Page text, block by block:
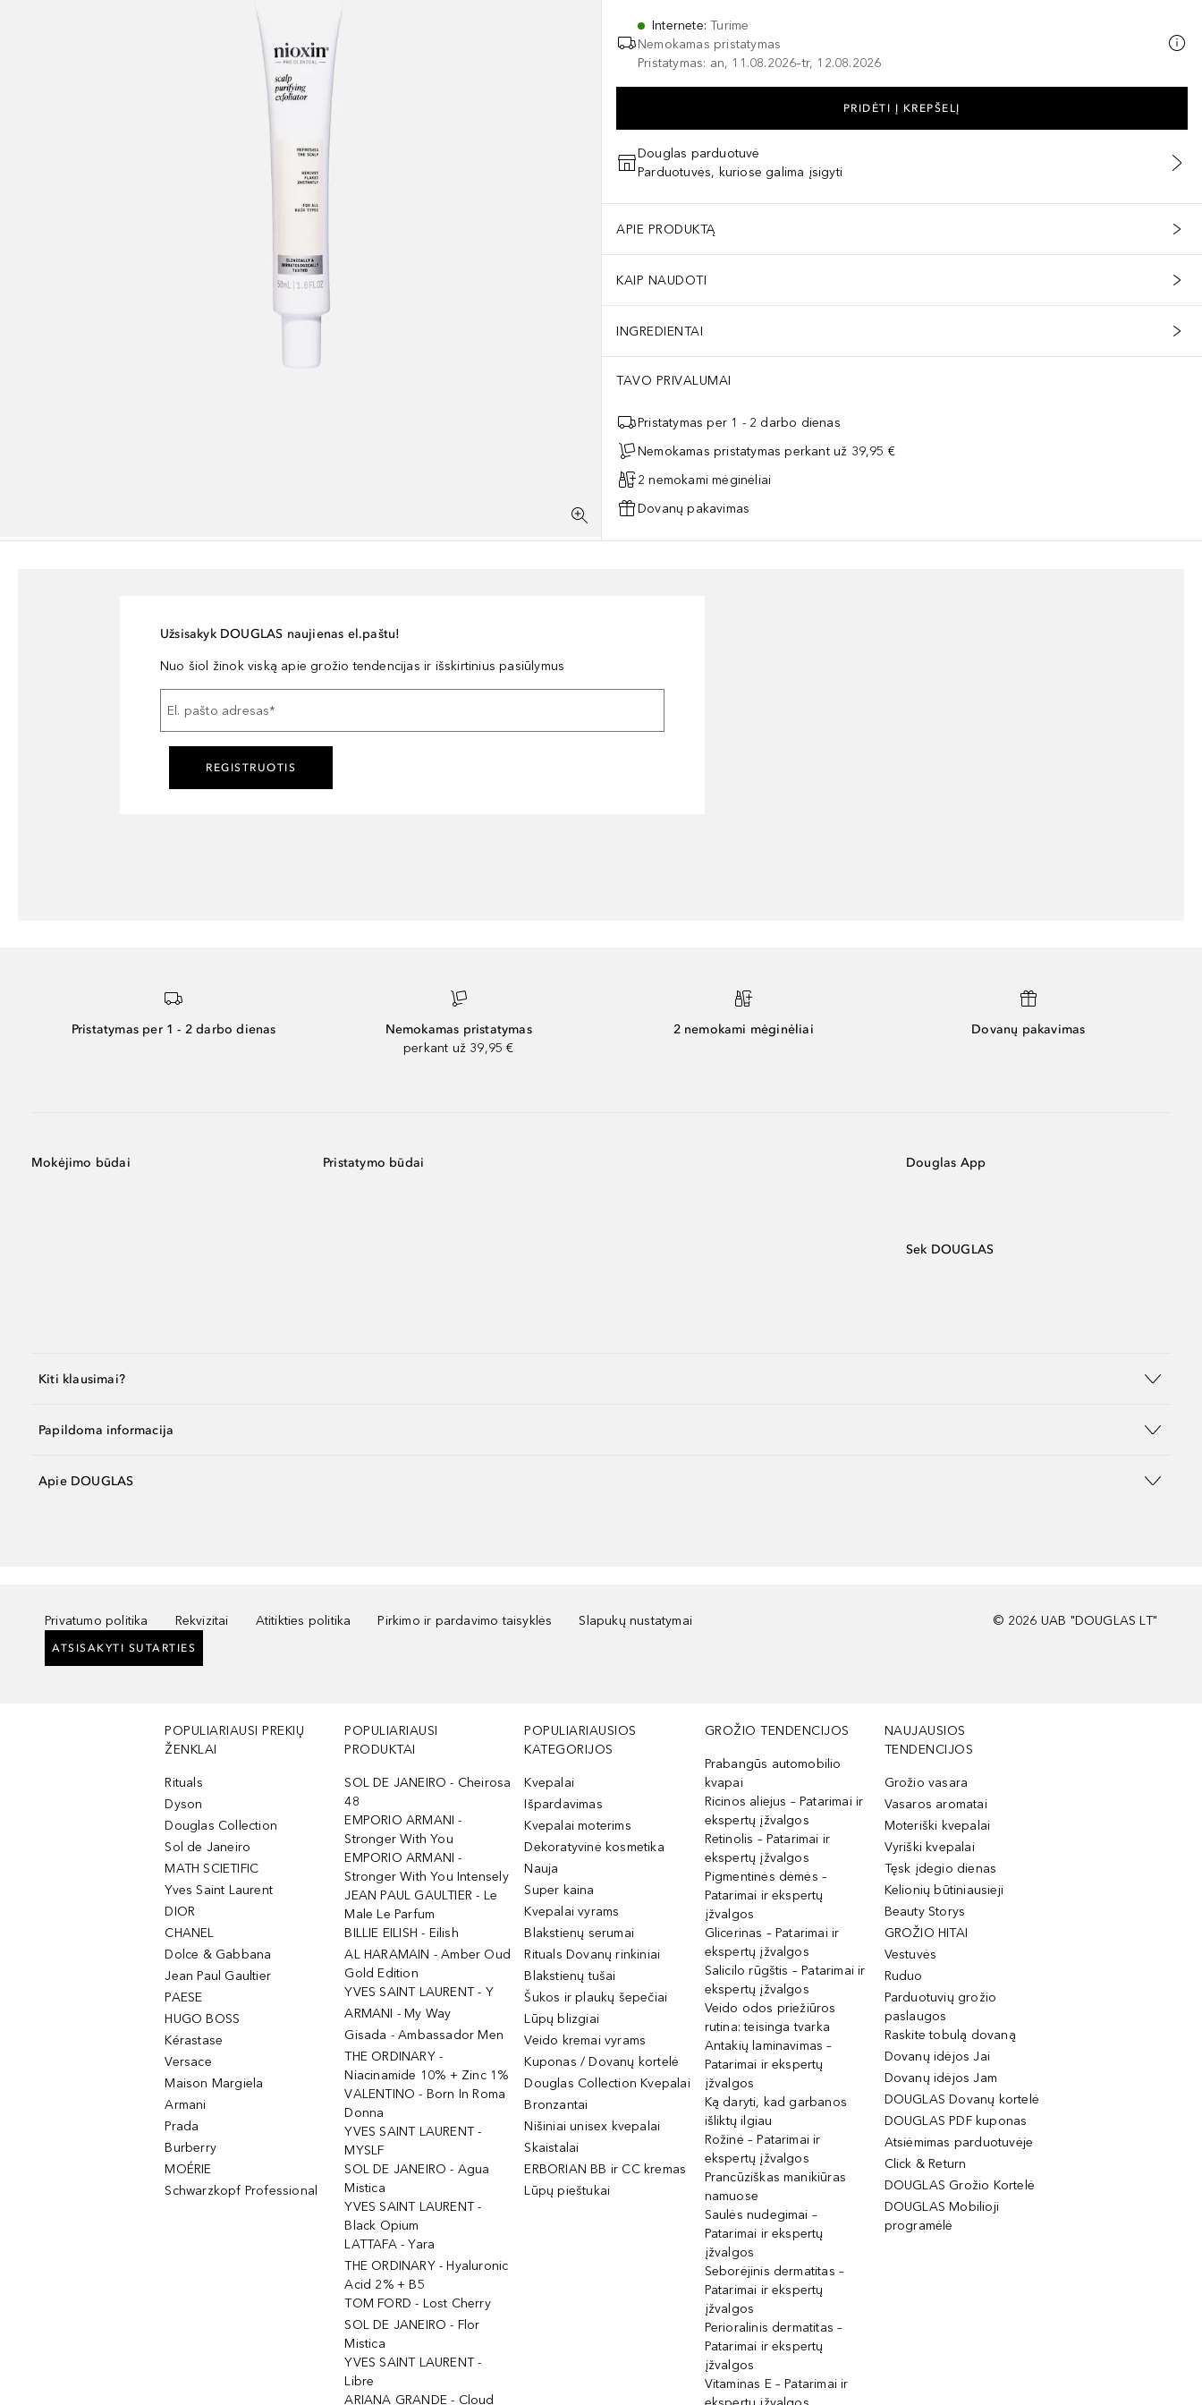
Internete:Turime
Nemokamas pristatymas
Pristatymas: an, 11.08.2026–tr, 12.08.2026
PRIDĖTI Į KREPŠELĮ
Douglas parduotuvė
Parduotuvės, kuriose galima įsigyti
APIE PRODUKTĄ
KAIP NAUDOTI
INGREDIENTAI
TAVO PRIVALUMAI
Pristatymas per 1 - 2 darbo dienas
Nemokamas pristatymas perkant už 39,95 €
2 nemokami mėginėliai
Dovanų pakavimas
Užsisakyk DOUGLAS naujienas el.paštu!
Nuo šiol žinok viską apie grožio tendencijas ir išskirtinius pasiūlymus
El. pašto adresas*
REGISTRUOTIS
Pristatymas per 1 - 2 darbo dienas
Nemokamas pristatymas
perkant už 39,95 €
2 nemokami mėginėliai Dovanų pakavimas
Mokėjimo būdai Pristatymo būdai Douglas App
Sek DOUGLAS
Kiti klausimai?
Papildoma informacija
Apie DOUGLAS
Privatumo politika Rekvizitai Atitikties politika Pirkimo ir pardavimo taisyklės Slapukų nustatymai
ATSISAKYTI SUTARTIES
© 2026 UAB "DOUGLAS LT"
POPULIARIAUSI PREKIŲ
ŽENKLAI
Rituals
Dyson
Douglas Collection
Sol de Janeiro
MATH SCIETIFIC
Yves Saint Laurent
DIOR
CHANEL
Dolce & Gabbana
Jean Paul Gaultier
PAESE
HUGO BOSS
Kérastase
Versace
Maison Margiela
Armani
Prada
Burberry
MOÉRIE
Schwarzkopf Professional
POPULIARIAUSI
PRODUKTAI
SOL DE JANEIRO - Cheirosa
48
EMPORIO ARMANI -
Stronger With You
EMPORIO ARMANI -
Stronger With You Intensely
JEAN PAUL GAULTIER - Le
Male Le Parfum
BILLIE EILISH - Eilish
AL HARAMAIN - Amber Oud
Gold Edition
YVES SAINT LAURENT - Y
ARMANI - My Way
Gisada - Ambassador Men
THE ORDINARY -
Niacinamide 10% + Zinc 1%
VALENTINO - Born In Roma
Donna
YVES SAINT LAURENT -
MYSLF
SOL DE JANEIRO - Agua
Mistica
YVES SAINT LAURENT -
Black Opium
LATTAFA - Yara
THE ORDINARY - Hyaluronic
Acid 2% + B5
TOM FORD - Lost Cherry
SOL DE JANEIRO - Flor
Mistica
YVES SAINT LAURENT -
Libre
ARIANA GRANDE - Cloud
POPULIARIAUSIOS
KATEGORIJOS
Kvepalai
Išpardavimas
Kvepalai moterims
Dekoratyvinė kosmetika
Nauja
Super kaina
Kvepalai vyrams
Blakstienų serumai
Rituals Dovanų rinkiniai
Blakstienų tušai
Šukos ir plaukų šepečiai
Lūpų blizgiai
Veido kremai vyrams
Kuponas / Dovanų kortelė
Douglas Collection Kvepalai
Bronzantai
Nišiniai unisex kvepalai
Skaistalai
ERBORIAN BB ir CC kremas
Lūpų pieštukai
GROŽIO TENDENCIJOS
Prabangūs automobilio
kvapai
Ricinos aliejus – Patarimai ir
ekspertų įžvalgos
Retinolis – Patarimai ir
ekspertų įžvalgos
Pigmentinės dėmės –
Patarimai ir ekspertų
įžvalgos
Glicerinas – Patarimai ir
ekspertų įžvalgos
Salicilo rūgštis – Patarimai ir
ekspertų įžvalgos
Veido odos priežiūros
rutina: teisinga tvarka
Antakių laminavimas –
Patarimai ir ekspertų
įžvalgos
Ką daryti, kad garbanos
išliktų ilgiau
Rožinė – Patarimai ir
ekspertų įžvalgos
Prancūziškas manikiūras
namuose
Saulės nudegimai –
Patarimai ir ekspertų
įžvalgos
Seborėjinis dermatitas –
Patarimai ir ekspertų
įžvalgos
Perioralinis dermatitas –
Patarimai ir ekspertų
įžvalgos
Vitaminas E – Patarimai ir
NAUJAUSIOS
TENDENCIJOS
Grožio vasara
Vasaros aromatai
Moteriški kvepalai
Vyriški kvepalai
Tęsk įdegio dienas
Kelionių būtiniausieji
Beauty Storys
GROŽIO HITAI
Vestuvės
Ruduo
Parduotuvių grožio
paslaugos
Raskite tobulą dovaną
Dovanų idėjos Jai
Dovanų idėjos Jam
DOUGLAS Dovanų kortelė
DOUGLAS PDF kuponas
Atsiėmimas parduotuvėje
Click & Return
DOUGLAS Grožio Kortelė
DOUGLAS Mobilioji
programėlė